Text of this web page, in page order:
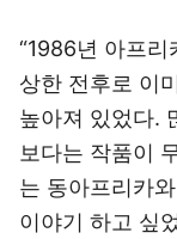
“1986년 아프
상한 전후로 이
높아져 있었다.
보다는 작품이
는 동아프리카
이야기 하고 싶